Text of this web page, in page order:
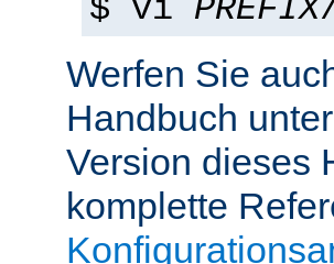
$ vi PREFIX
Werfen Sie
Handbuch unter
Version dieses
komplette